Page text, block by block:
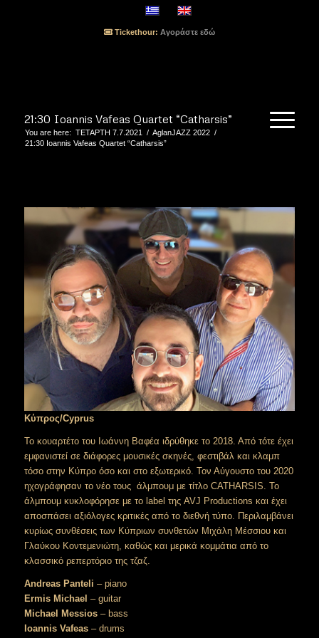
Tickethour: Αγοράστε εδώ
21:30 Ioannis Vafeas Quartet “Catharsis”
You are here: ΤΕΤΑΡΤΗ 7.7.2021 / AglanJAZZ 2022 /
21:30 Ioannis Vafeas Quartet “Catharsis”
Κύπρος/Cyprus
Το κουαρτέτο του Ιωάννη Βαφέα ιδρύθηκε το 2018. Από τότε έχει
εμφανιστεί σε διάφορες μουσικές σκηνές, φεστιβάλ και κλαμπ
τόσο στην Κύπρο όσο και στο εξωτερικό. Τον Αύγουστο του 2020
ηχογράφησαν το νέο τους άλμπουμ με τίτλο CATHARSIS. Το
άλμπουμ κυκλοφόρησε με το label της AVJ Productions και έχει
αποσπάσει αξιόλογες κριτικές από το διεθνή τύπο. Περιλαμβάνει
κυρίως συνθέσεις των Κύπριων συνθετών Μιχάλη Μέσσιου και
Γλαύκου Κοντεμενιώτη, καθώς και μερικά κομμάτια από το
κλασσικό ρεπερτόριο της τζαζ.
Andreas Panteli – piano
Ermis Michael – guitar
Michael Messios– bass
Ioannis Vafeas– drums